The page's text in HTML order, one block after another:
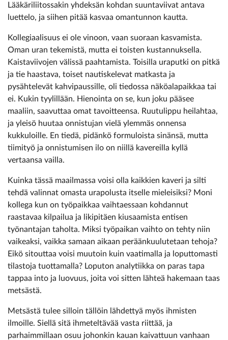
Lääkäriliitossakin yhdeksän kohdan suuntaviivat antava
luettelo, ja siihen pitää kasvaa omantunnon kautta.
Kollegiaalisuus ei ole vinoon, vaan suoraan kasvamista.
Oman uran tekemistä, mutta ei toisten kustannuksella.
Kaistaviivojen välissä paahtamista. Toisilla uraputki on pitkä
ja tie haastava, toiset nautiskelevat matkasta ja
pysähtelevät kahvipaussille, oli tiedossa näköalapaikkaa tai
ei. Kukin tyylillään. Hienointa on se, kun joku pääsee
maaliin, saavuttaa omat tavoitteensa. Ruutulippu heilahtaa,
ja yleisö huutaa onnistujan vielä ylemmäs onnensa
kukkuloille. En tiedä, pidänkö formuloista sinänsä, mutta
tiimityö ja onnistumisen ilo on niillä kavereilla kyllä
vertaansa vailla.
Kuinka tässä maailmassa voisi olla kaikkien kaveri ja silti
tehdä valinnat omasta urapolusta itselle mieleisiksi? Moni
kollega kun on työpaikkaa vaihtaessaan kohdannut
raastavaa kilpailua ja likipitäen kiusaamista entisen
työnantajan taholta. Miksi työpaikan vaihto on tehty niin
vaikeaksi, vaikka samaan aikaan peräänkuulutetaan tehoja?
Eikö sitouttaa voisi muutoin kuin vaatimalla ja loputtomasti
tilastoja tuottamalla? Loputon analytiikka on paras tapa
tappaa into ja luovuus, joita voi sitten lähteä hakemaan taas
metsästä.
Metsästä tulee silloin tällöin lähdettyä myös ihmisten
ilmoille. Siellä sitä ihmeteltävää vasta riittää, ja
parhaimmillaan osuu johonkin kauan kaivattuun vanhaan